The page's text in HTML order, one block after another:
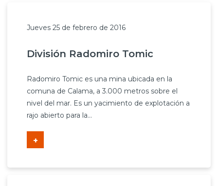
Jueves 25 de febrero de 2016
División Radomiro Tomic
Radomiro Tomic es una mina ubicada en la
comuna de Calama, a 3.000 metros sobre el
nivel del mar. Es un yacimiento de explotación a
rajo abierto para la...
+